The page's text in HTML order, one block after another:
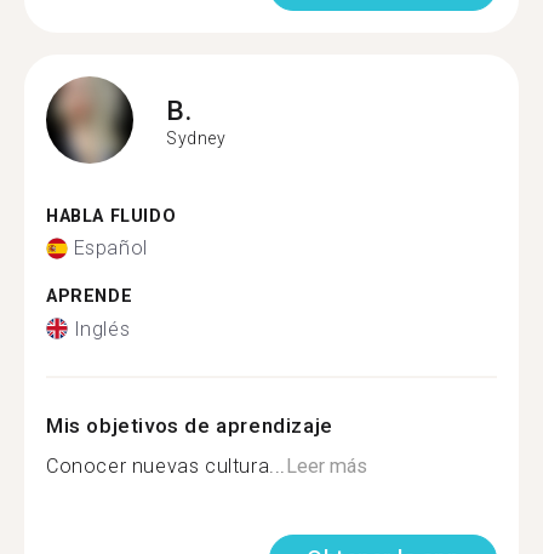
B.
Sydney
HABLA FLUIDO
Español
APRENDE
Inglés
Mis objetivos de aprendizaje
Conocer nuevas cultura... Leer más